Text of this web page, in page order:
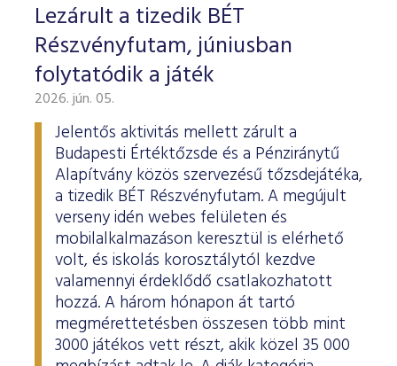
Lezárult a tizedik BÉT
Részvényfutam, júniusban
folytatódik a játék
2026. jún. 05.
Jelentős aktivitás mellett zárult a
Budapesti Értéktőzsde és a Pénziránytű
Alapítvány közös szervezésű tőzsdejátéka,
a tizedik BÉT Részvényfutam. A megújult
verseny idén webes felületen és
mobilalkalmazáson keresztül is elérhető
volt, és iskolás korosztálytól kezdve
valamennyi érdeklődő csatlakozhatott
hozzá. A három hónapon át tartó
megmérettetésben összesen több mint
3000 játékos vett részt, akik közel 35 000